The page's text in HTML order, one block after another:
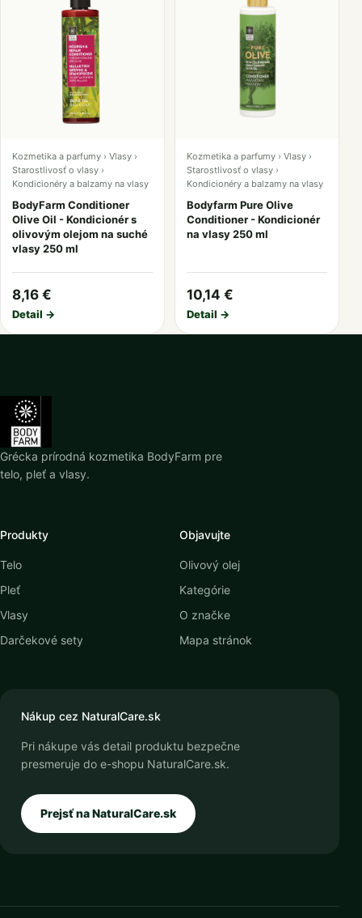
Kozmetika a parfumy › Vlasy ›
Starostlivosť o vlasy ›
Kondicionéry a balzamy na vlasy
BodyFarm Conditioner
Olive Oil - Kondicionér s
olivovým olejom na suché
vlasy 250 ml
8,16 €
Detail →
Kozmetika a parfumy › Vlasy ›
Starostlivosť o vlasy ›
Kondicionéry a balzamy na vlasy
Bodyfarm Pure Olive
Conditioner - Kondicionér
na vlasy 250 ml
10,14 €
Detail →
Grécka prírodná kozmetika BodyFarm pre
telo, pleť a vlasy.
Produkty
Telo
Pleť
Vlasy
Darčekové sety
Objavujte
Olivový olej
Kategórie
O značke
Mapa stránok
Nákup cez NaturalCare.sk
Pri nákupe vás detail produktu bezpečne
presmeruje do e-shopu NaturalCare.sk.
Prejsť na NaturalCare.sk